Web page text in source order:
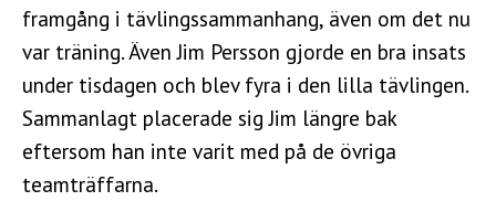
framgång i tävlingssammanhang, även om det nu
var träning. Även Jim Persson gjorde en bra insats
under tisdagen och blev fyra i den lilla tävlingen.
Sammanlagt placerade sig Jim längre bak
eftersom han inte varit med på de övriga
teamträffarna.